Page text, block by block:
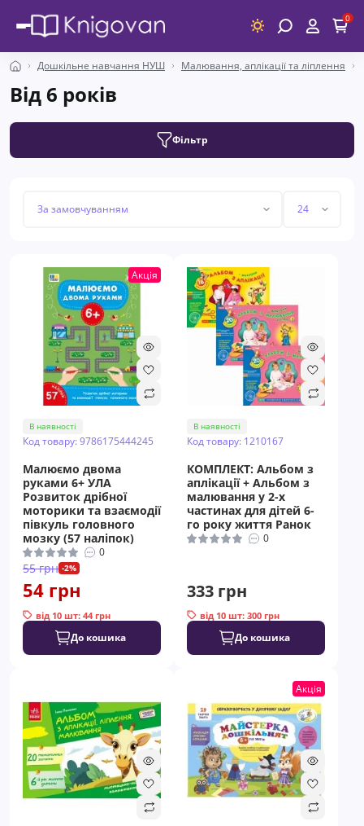
0
Дошкільне навчання НУШ Малювання, аплікації та ліплення
Від 6 років
Фільтр
Акція
В наявності
Код товару: 9786175444245
Малюємо двома
руками 6+ УЛА
Розвиток дрібної
моторики та взаємодії
півкуль головного
мозку (57 наліпок)
0
55 грн -2%
54 грн
від 10 шт: 44 грн
До кошика
В наявності
Код товару: 1210167
КОМПЛЕКТ: Альбом з
аплікації + Альбом з
малювання у 2-х
частинах для дітей 6-
го року життя Ранок
0
333 грн
від 10 шт: 300 грн
До кошика
Акція